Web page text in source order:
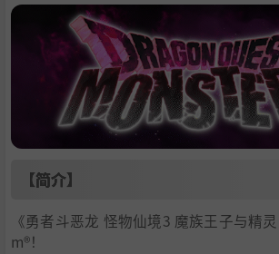
【简介】
《勇者斗恶龙 怪物仙境3 魔族王子与精
m®！